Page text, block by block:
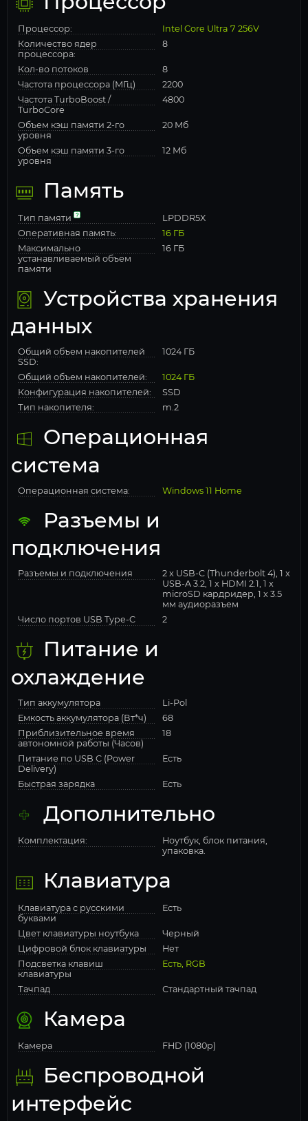
Процессор:
Intel Core Ultra 7 256V
Количество ядер
процессора:
8
Кол-во потоков
8
Частота процессора (МГц)
2200
Частота TurboBoost /
TurboCore
4800
Объем кэш памяти 2-го
уровня
20 Мб
Объем кэш памяти 3-го
уровня
12 Мб
Память
Тип памяти
LPDDR5X
Оперативная память:
16 ГБ
Максимально
устанавливаемый объем
памяти
16 ГБ
Устройства хранения
данных
Общий объем накопителей
SSD:
1024 ГБ
Общий объем накопителей:
1024 ГБ
Конфигурация накопителей:
SSD
Тип накопителя:
m.2
Операционная
система
Операционная система: Windows 11 Home
Разъемы и
подключения
Разъемы и подключения
2 x USB-C (Thunderbolt 4), 1 x
USB-A 3.2, 1 x HDMI 2.1, 1 x
microSD кардридер, 1 x 3.5
мм аудиоразъем
Число портов USB Type-C
2
Питание и
охлаждение
Тип аккумулятора
Li-Pol
Емкость аккумулятора (Вт*ч)
68
Приблизительное время
автономной работы (Часов)
18
Питание по USB C (Power
Delivery)
Есть
Быстрая зарядка Есть
Дополнительно
Комплектация:
Ноутбук, блок питания,
упаковка.
Клавиатура
Клавиатура с русскими
буквами
Есть
Цвет клавиатуры ноутбука
Черный
Цифровой блок клавиатуры
Нет
Подсветка клавиш
клавиатуры
Есть, RGB
Тачпад Стандартный тачпад
Камера
Камера FHD (1080p)
Беспроводной
интерфейс